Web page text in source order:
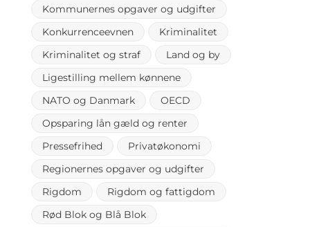
Kommunernes opgaver og udgifter
Konkurrenceevnen
Kriminalitet
Kriminalitet og straf
Land og by
Ligestilling mellem kønnene
NATO og Danmark
OECD
Opsparing lån gæld og renter
Pressefrihed
Privatøkonomi
Regionernes opgaver og udgifter
Rigdom
Rigdom og fattigdom
Rød Blok og Blå Blok